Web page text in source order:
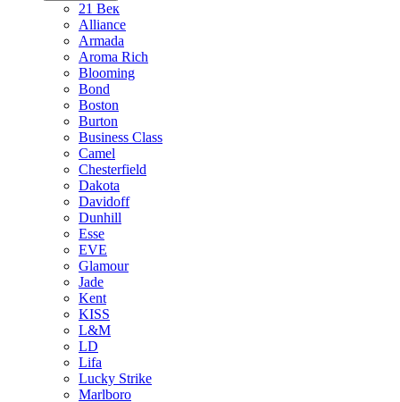
21 Век
Alliance
Armada
Aroma Rich
Blooming
Bond
Boston
Burton
Business Class
Camel
Chesterfield
Dakota
Davidoff
Dunhill
Esse
EVE
Glamour
Jade
Kent
KISS
L&M
LD
Lifa
Lucky Strike
Marlboro